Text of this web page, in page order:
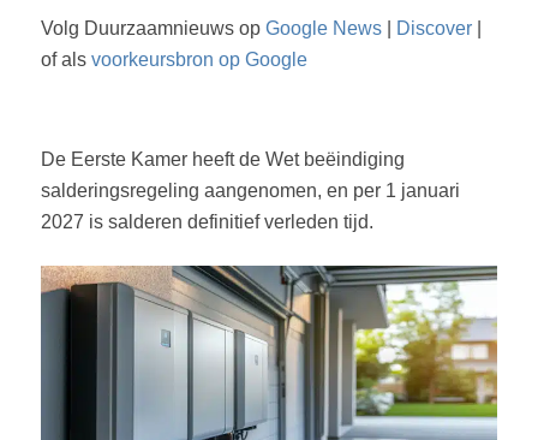
Volg Duurzaamnieuws op Google News| Discover|
of als voorkeursbron op Google
De Eerste Kamer heeft de Wet beëindiging
salderingsregeling aangenomen, en per 1 januari
2027 is salderen definitief verleden tijd.